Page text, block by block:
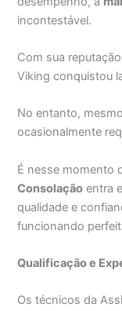
incontestável.
Com sua
Viking conquistou
No entanto,
ocasionalmente
É nesse momento
Consolação entra
qualidade e
funcionando
Qualificação e
Os técnicos da